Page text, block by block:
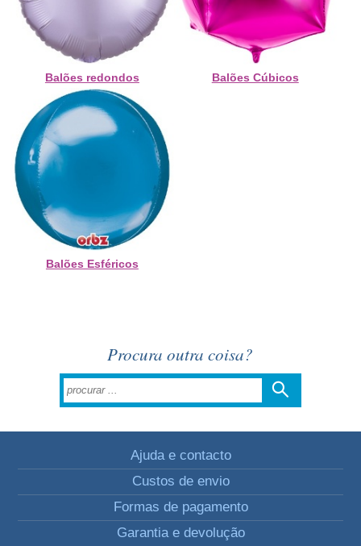
Balões redondos Balões Cúbicos
Balões Esféricos
Procura outra coisa?
Ajuda e contacto
Custos de envio
Formas de pagamento
Garantia e devolução